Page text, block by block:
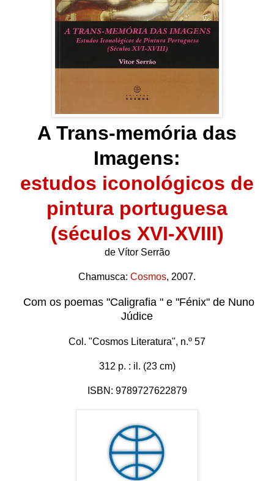
A Trans-memória das
Imagens:
estudos iconológicos de
pintura portuguesa
(séculos XVI-XVIII)
de Vítor Serrão
Chamusca: Cosmos, 2007.
Com os poemas "Caligrafia " e "Fénix" de Nuno
Júdice
Col. "Cosmos Literatura", n.º 57
312 p. : il. (23 cm)
ISBN: 9789727622879